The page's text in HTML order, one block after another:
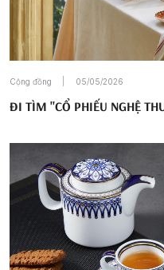
Cộng đồng 05/05/2026
ĐI TÌM "CỔ PHIẾU NGHỆ